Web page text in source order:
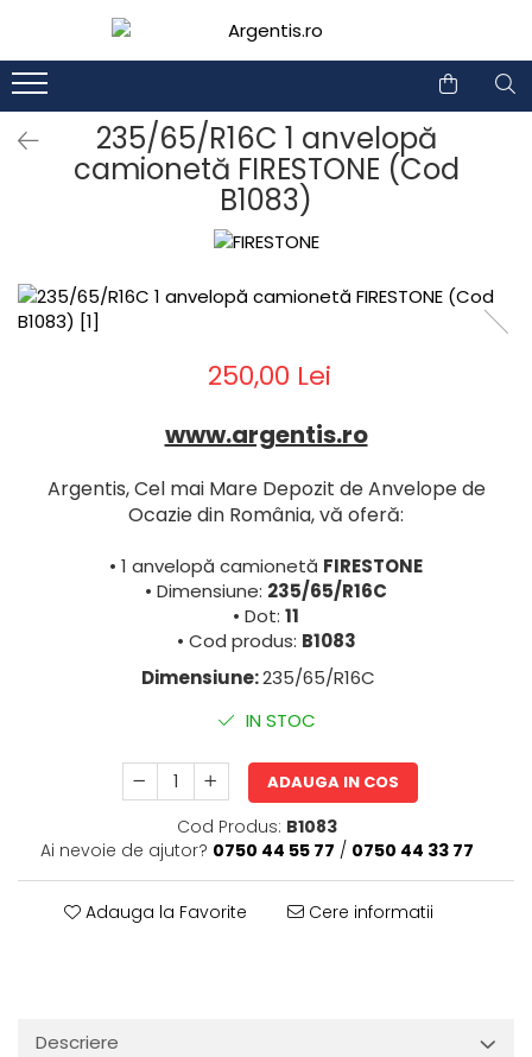
235/65/R16C 1 anvelopă
camionetă FIRESTONE (Cod
B1083)
250,00 Lei
www.argentis.ro
Argentis, Cel mai Mare Depozit de Anvelope de
Ocazie din România, vă oferă:
• 1 anvelopă camionetă FIRESTONE
• Dimensiune: 235/65/R16C
• Dot: 11
• Cod produs: B1083
Dimensiune:235/65/R16C
IN STOC
ADAUGA IN COS
Cod Produs: B1083
Ai nevoie de ajutor? 0750 44 55 77 / 0750 44 33 77
Adauga la Favorite Cere informatii
Descriere